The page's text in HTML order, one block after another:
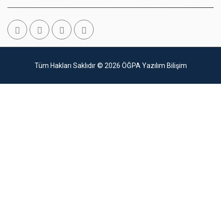
Tüm Hakları Saklıdır © 2026 ÖĞPA Yazılım Bilişim